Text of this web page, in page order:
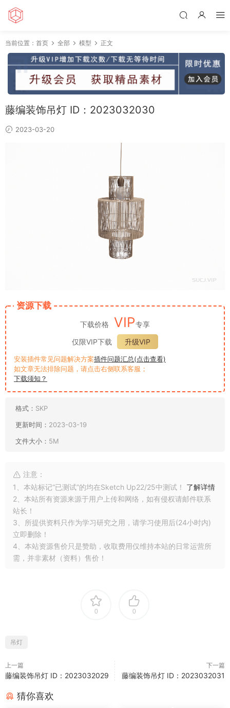
当前位置： 首页 全部 模型 正文
藤编装饰吊灯 ID：2023032030
2023-03-20
资源下载
下载价格 VIP专享
仅限VIP下载
升级VIP
安装插件常见问题解决方案插件问题汇总(点击查看)
如文章无法排除问题，请点击右侧联系客服；
下载须知？
格式： SKP
更新时间： 2023-03-19
文件大小： 5M
注意：
1、本站标记“已测试”的均在Sketch Up22/25中测试！ 了解详情
2、本站所有资源来源于用户上传和网络，如有侵权请邮件联系
站长！
3、所提供资料只作为学习研究之用，请学习使用后(24小时内)
立即删除！
4、本站资源售价只是赞助，收取费用仅维持本站的日常运营所
需，并非素材（资料）售价！
0 0
吊灯
上一篇
藤编装饰吊灯 ID：2023032029
下一篇
藤编装饰吊灯 ID：2023032031
猜你喜欢